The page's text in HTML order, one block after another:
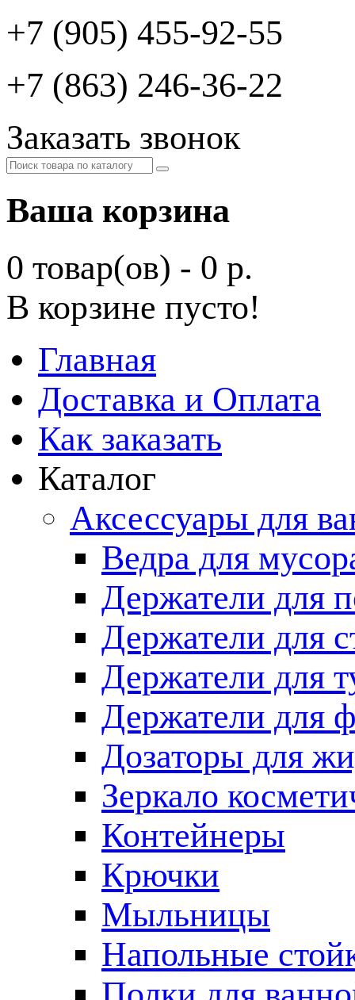
+7 (905) 455-92-55
+7 (863) 246-36-22
Заказать звонок
Ваша корзина
0 товар(ов) - 0 р.
В корзине пусто!
Главная
Доставка и Оплата
Как заказать
Каталог
Аксессуары для
Ведра для
Держатели для
Держатели для
Держатели для
Держатели для
Дозаторы для
Зеркало
Контейнеры
Крючки
Мыльницы
Напольные